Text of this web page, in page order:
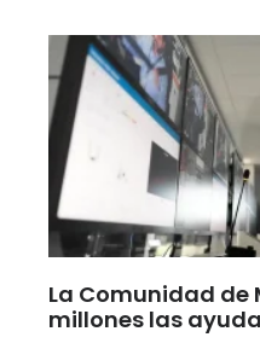
La Comunidad de
millones las